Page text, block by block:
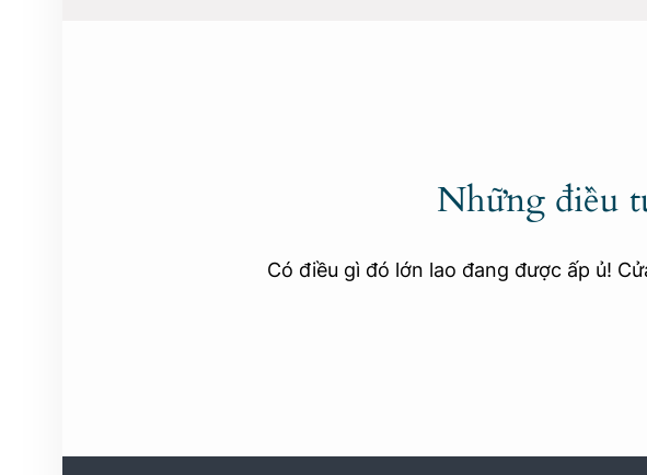
Những điều
Có điều gì đó lớn lao đang được ấp ủ!